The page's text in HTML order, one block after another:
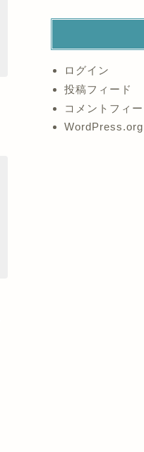
ログイン
投稿フィード
コメントフィー
WordPress.org